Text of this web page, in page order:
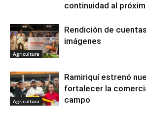
continuidad al
Agricultura
Rendición de
imágenes
Agricultura
Ramiriquí estrenó
fortalecer la
campo